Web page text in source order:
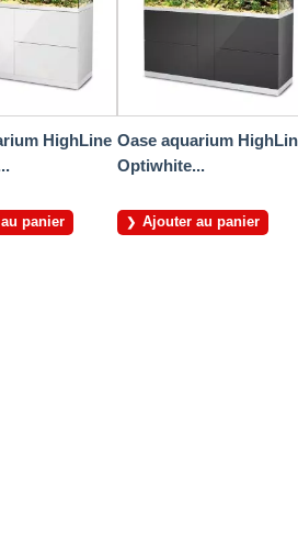
HighLine
panier
Oase aquarium
Optiwhite...
Ajouter au panier